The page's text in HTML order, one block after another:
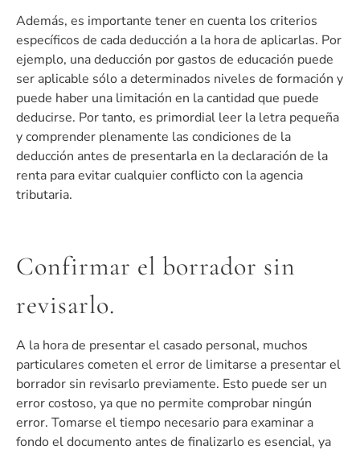
Además, es importante tener en cuenta los criterios
específicos de cada deducción a la hora de aplicarlas. Por
ejemplo, una deducción por gastos de educación puede
ser aplicable sólo a determinados niveles de formación y
puede haber una limitación en la cantidad que puede
deducirse. Por tanto, es primordial leer la letra pequeña
y comprender plenamente las condiciones de la
deducción antes de presentarla en la declaración de la
renta para evitar cualquier conflicto con la agencia
tributaria.
Confirmar el borrador sin
revisarlo.
A la hora de presentar el casado personal, muchos
particulares cometen el error de limitarse a presentar el
borrador sin revisarlo previamente. Esto puede ser un
error costoso, ya que no permite comprobar ningún
error. Tomarse el tiempo necesario para examinar a
fondo el documento antes de finalizarlo es esencial, ya